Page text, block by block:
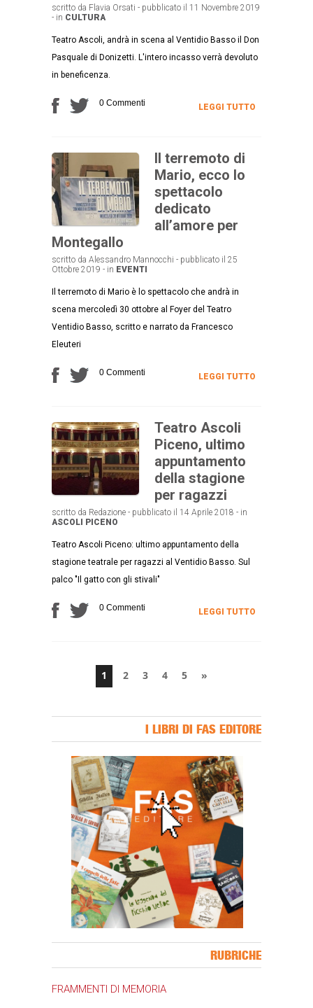
scritto da Flavia Orsati - pubblicato il 11 Novembre 2019
- in CULTURA
Teatro Ascoli, andrà in scena al Ventidio Basso il Don
Pasquale di Donizetti. L'intero incasso verrà devoluto
in beneficenza.
0 Commenti LEGGI TUTTO
Il terremoto di
Mario, ecco lo
spettacolo
dedicato
all’amore per
Montegallo
scritto da Alessandro Mannocchi - pubblicato il 25
Ottobre 2019 - in EVENTI
Il terremoto di Mario è lo spettacolo che andrà in
scena mercoledì 30 ottobre al Foyer del Teatro
Ventidio Basso, scritto e narrato da Francesco
Eleuteri
0 Commenti LEGGI TUTTO
Teatro Ascoli
Piceno, ultimo
appuntamento
della stagione
per ragazzi
scritto da Redazione - pubblicato il 14 Aprile 2018 - in
ASCOLI PICENO
Teatro Ascoli Piceno: ultimo appuntamento della
stagione teatrale per ragazzi al Ventidio Basso. Sul
palco "Il gatto con gli stivali"
0 Commenti LEGGI TUTTO
1 2 3 4 5 »
I LIBRI DI FAS EDITORE
RUBRICHE
FRAMMENTI DI MEMORIA